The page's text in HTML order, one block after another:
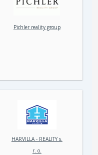
Pichler reality group
HARVILLA - REALITY s.
r. o.